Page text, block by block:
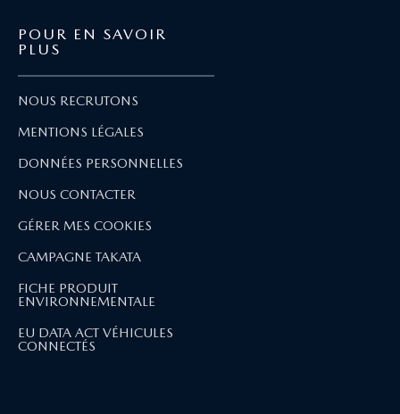
POUR EN SAVOIR
PLUS
NOUS RECRUTONS
MENTIONS LÉGALES
DONNÉES PERSONNELLES
NOUS CONTACTER
GÉRER MES COOKIES
CAMPAGNE TAKATA
FICHE PRODUIT
ENVIRONNEMENTALE
EU DATA ACT VÉHICULES
CONNECTÉS